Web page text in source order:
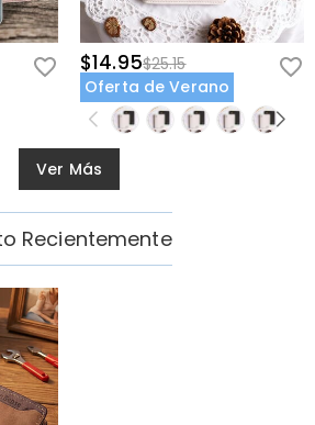
$14.95$25.15
Oferta de Verano
Ver Más
Recientemente